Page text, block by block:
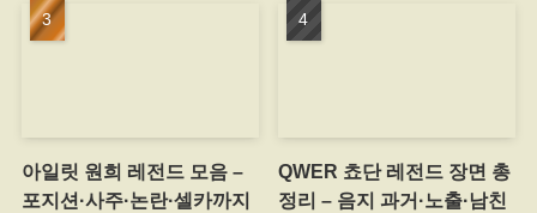
아일릿 원희 레전드 모음 –
포지션·사주·논란·셀카까지
QWER 쵸단 레전드 장면 총
정리 – 음지 과거·노출·남친